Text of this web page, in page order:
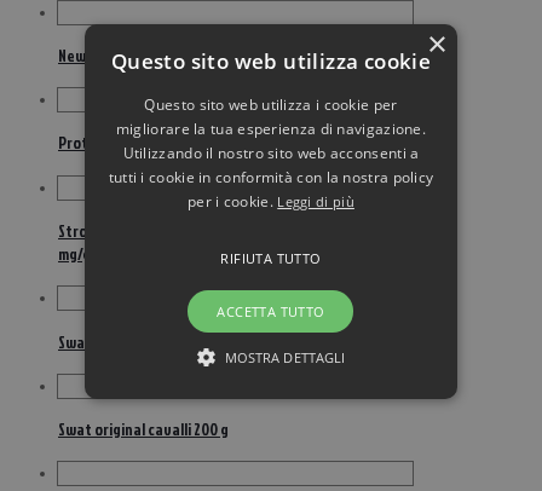
New equinofly soluzione insetti 1 l
Protection lozione per cavalli all’olio di neem 1 litro
Strongid 152 mg/g pasta per uso orale per cavalli – 152
mg/g pasta per uso orale per cavalli 1 siringa da 26 g
Swat clear formula cavalli 200 g
Swat original cavalli 200 g
×
Questo sito web utilizza cookie
Questo sito web utilizza i cookie per
migliorare la tua esperienza di navigazione.
Utilizzando il nostro sito web acconsenti a
tutti i cookie in conformità con la nostra policy
per i cookie. Leggi di più
ACCETTA TUTTO
RIFIUTA TUTTO
MOSTRA DETTAGLI